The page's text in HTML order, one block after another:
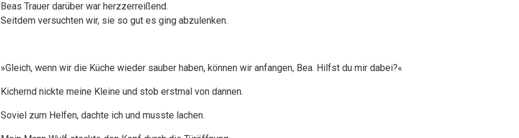
Beas Trauer darüber war herzzerreißend.
Seitdem versuchten wir, sie so gut es ging abzulenken.
»Gleich, wenn wir die Küche wieder sauber haben, können wir anfangen, Bea. Hilfst du mir dabei?«
Kichernd nickte meine Kleine und stob erstmal von dannen.
Soviel zum Helfen, dachte ich und musste lachen.